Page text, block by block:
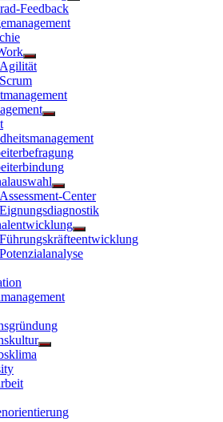
Untermenü
Feedback
Untermenü
anzeigen
Agilität
Scrum
Untermenü
Untermenü
anzeigen
Assessment-Center
Eignungsdiagnostik
Untermenü
anzeigen
Führungskräfteentwicklung
Potenzialanalyse
Untermenü